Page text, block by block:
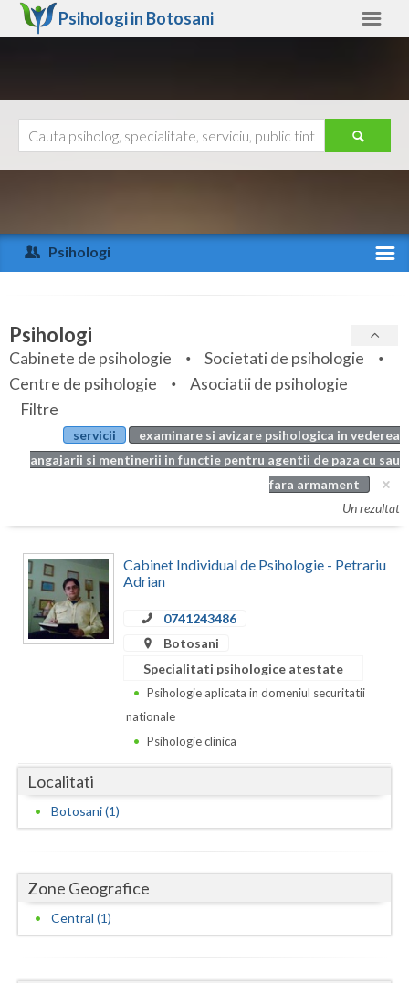
Psihologi in Botosani
Arad
Arges
Bihor
Bistrita-Nasaud
Botosani
Braila
Bucuresti
Buzau
Calarasi
Caras-Severin
Dambovita
Giurgiu
Gorj
Ajutor
Psihologi
Specialitati
Servicii
Articole
Evenimente
Psihologi
Cabinete de psihologie
Societati de psihologie
Centre de psihologie
Asociatii de psihologie
Filtre
servicii
examinare si avizare psihologica in vederea
angajarii si mentinerii in functie pentru agentii de paza cu sau
fara armament
Un rezultat
Cabinet Individual de Psihologie - Petrariu
Adrian
0741243486
Botosani
Specialitati psihologice atestate
Psihologie aplicata in domeniul securitatii
nationale
Psihologie clinica
Localitati
Botosani (1)
Zone Geografice
Central (1)